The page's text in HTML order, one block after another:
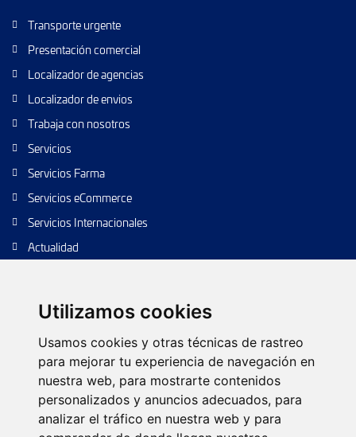
Utilizamos cookies
Usamos cookies y otras técnicas de rastreo
para mejorar tu experiencia de navegación en
nuestra web, para mostrarte contenidos
personalizados y anuncios adecuados, para
analizar el tráfico en nuestra web y para
Transporte urgente
Presentación comercial
Localizador de agencias
Localizador de envios
Trabaja con nosotros
Servicios
Servicios Farma
Servicios eCommerce
Servicios Internacionales
Actualidad
Envíos de calidad
Envíos Baratos
Política de cookies Configurar cookies
Política de privacidad